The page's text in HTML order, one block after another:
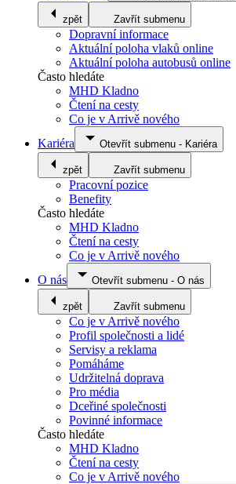
zpět Zavřít submenu
Dopravní informace
Aktuální poloha vlaků online
Aktuální poloha autobusů online
Často hledáte
MHD Kladno
Čtení na cesty
Co je v Arrivě nového
Kariéra
Otevřít submenu - Kariéra
zpět Zavřít submenu
Pracovní pozice
Benefity
Často hledáte
MHD Kladno
Čtení na cesty
Co je v Arrivě nového
O nás
Otevřít submenu - O nás
zpět Zavřít submenu
Co je v Arrivě nového
Profil společnosti a lidé
Servisy a reklama
Pomáháme
Udržitelná doprava
Pro média
Dceřiné společnosti
Povinné informace
Často hledáte
MHD Kladno
Čtení na cesty
Co je v Arrivě nového